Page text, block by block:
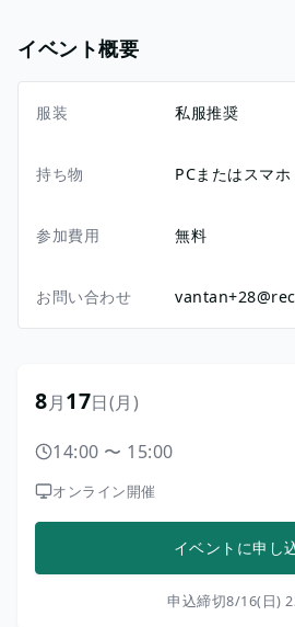
イベント概要
服装 私服推奨
持ち物 PCまたはスマホ
参加費用 無料
お問い合わせ
8月17日(月)
14:00 〜 15:00
オンライン開催
イベントに申し
申込締切8/16(日)